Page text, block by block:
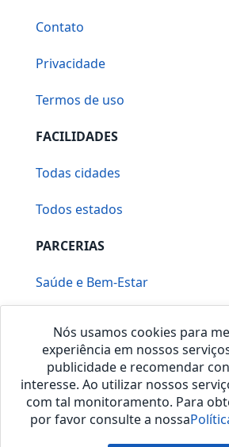
Contato
Privacidade
Termos de uso
FACILIDADES
Todas cidades
Todos estados
PARCERIAS
Saúde e Bem-Estar
Nós usamos cookies para
experiência em nossos
publicidade e recomendar
interesse. Ao utilizar nossos
com tal monitoramento. Para
por favor consulte a nossa